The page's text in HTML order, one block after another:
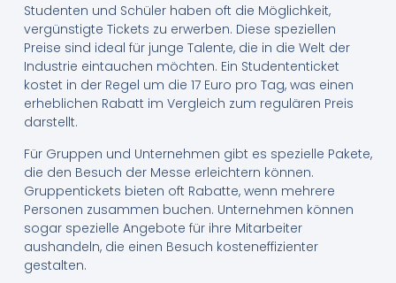
Studenten und Schüler haben oft die Möglichkeit,
vergünstigte Tickets zu erwerben. Diese speziellen
Preise sind ideal für junge Talente, die in die Welt der
Industrie eintauchen möchten. Ein Studententicket
kostet in der Regel um die 17 Euro pro Tag, was einen
erheblichen Rabatt im Vergleich zum regulären Preis
darstellt.
Für Gruppen und Unternehmen gibt es spezielle Pakete,
die den Besuch der Messe erleichtern können.
Gruppentickets bieten oft Rabatte, wenn mehrere
Personen zusammen buchen. Unternehmen können
sogar spezielle Angebote für ihre Mitarbeiter
aushandeln, die einen Besuch kosteneffizienter
gestalten.